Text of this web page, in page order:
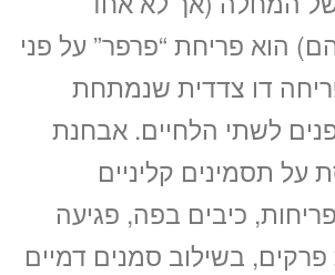
הוא פריחת “פרפר” על פני
דו צדדית שנמתחת
לשתי הלחיים. אבחנת
תסמינים קליניים
פריחות, כיבים בפה, פגיעה
פרקים, בשילוב סמנים דמיים